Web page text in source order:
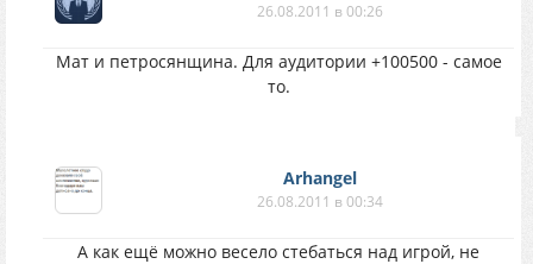
26.08.2011 в 00:26
Мат и петросянщина. Для аудитории +100500 - самое
то.
Arhangel
26.08.2011 в 00:34
А как ещё можно весело стебаться над игрой, не